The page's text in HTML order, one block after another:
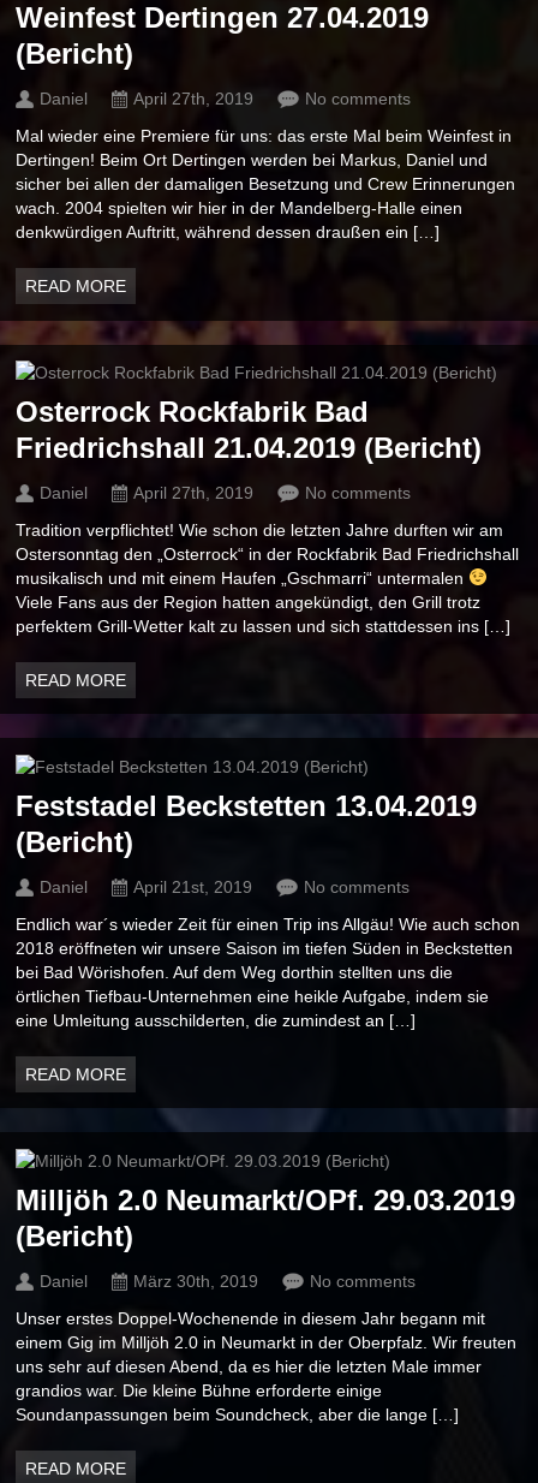
Weinfest Dertingen 27.04.2019
(Bericht)
Daniel April 27th, 2019
No comments
Mal wieder eine Premiere für uns: das erste Mal beim Weinfest in
Dertingen! Beim Ort Dertingen werden bei Markus, Daniel und
sicher bei allen der damaligen Besetzung und Crew Erinnerungen
wach. 2004 spielten wir hier in der Mandelberg-Halle einen
denkwürdigen Auftritt, während dessen draußen ein […]
READ MORE
Osterrock Rockfabrik Bad
Friedrichshall 21.04.2019 (Bericht)
Daniel April 27th, 2019
No comments
Tradition verpflichtet! Wie schon die letzten Jahre durften wir am
Ostersonntag den „Osterrock“ in der Rockfabrik Bad Friedrichshall
musikalisch und mit einem Haufen „Gschmarri“ untermalen
Viele Fans aus der Region hatten angekündigt, den Grill trotz
perfektem Grill-Wetter kalt zu lassen und sich stattdessen ins […]
READ MORE
Feststadel Beckstetten 13.04.2019
(Bericht)
Daniel April 21st, 2019
No comments
Endlich war´s wieder Zeit für einen Trip ins Allgäu! Wie auch schon
2018 eröffneten wir unsere Saison im tiefen Süden in Beckstetten
bei Bad Wörishofen. Auf dem Weg dorthin stellten uns die
örtlichen Tiefbau-Unternehmen eine heikle Aufgabe, indem sie
eine Umleitung ausschilderten, die zumindest an […]
READ MORE
Milljöh 2.0 Neumarkt/OPf. 29.03.2019
(Bericht)
Daniel März 30th, 2019
No comments
Unser erstes Doppel-Wochenende in diesem Jahr begann mit
einem Gig im Milljöh 2.0 in Neumarkt in der Oberpfalz. Wir freuten
uns sehr auf diesen Abend, da es hier die letzten Male immer
grandios war. Die kleine Bühne erforderte einige
Soundanpassungen beim Soundcheck, aber die lange […]
READ MORE